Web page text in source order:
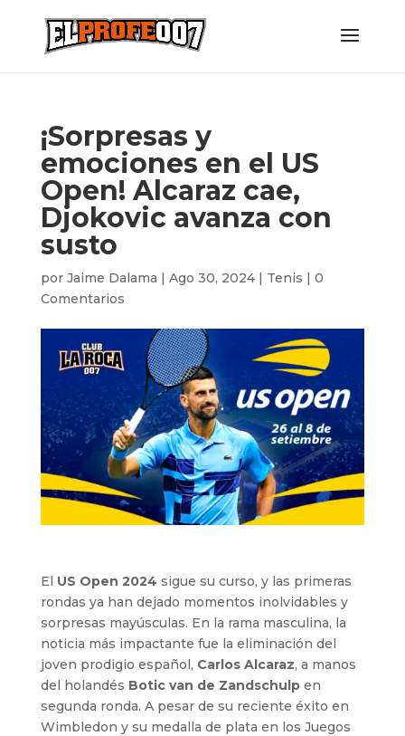
¡Sorpresas y
emociones en el US
Open! Alcaraz cae,
Djokovic avanza con
susto
por Jaime Dalama | Ago 30, 2024| Tenis | 0
Comentarios
El US Open 2024 sigue su curso, y las primeras
rondas ya han dejado momentos inolvidables y
sorpresas mayúsculas. En la rama masculina, la
noticia más impactante fue la eliminación del
joven prodigio español, Carlos Alcaraz, a manos
del holandés Botic van de Zandschulpen
segunda ronda. A pesar de su reciente éxito en
Wimbledon y su medalla de plata en los Juegos